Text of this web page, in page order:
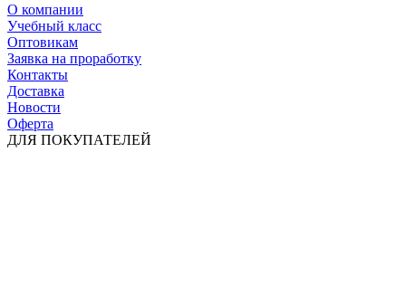
О компании
Учебный класс
Оптовикам
Заявка на проработку
Контакты
Доставка
Новости
Оферта
ДЛЯ ПОКУПАТЕЛЕЙ